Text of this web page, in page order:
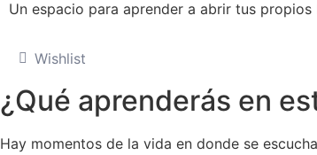
Un espacio para aprender a abrir tus
Wishlist
¿Qué aprenderás en
Hay momentos de la vida en donde se